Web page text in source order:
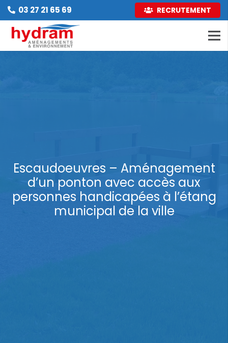
03 27 21 65 69 RECRUTEMENT
Escaudoeuvres – Aménagement
d’un ponton avec accès aux
personnes handicapées à l’étang
municipal de la ville